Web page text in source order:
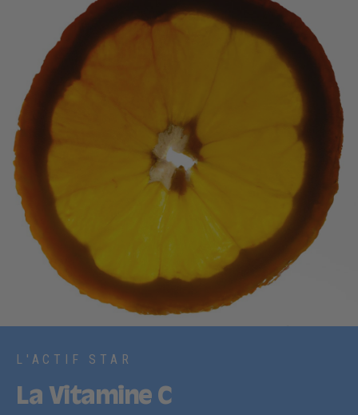
L'ACTIF STAR
La Vitamine C